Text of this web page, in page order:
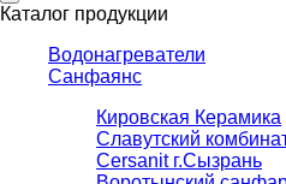
Каталог продукции
Водонагреватели
Санфаянс
Кировская Керамика
Славутский
Cersanit г.Сызрань